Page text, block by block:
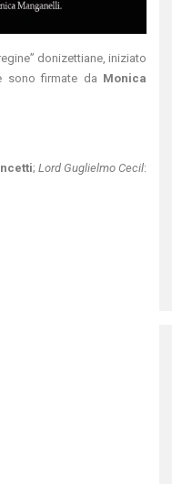
donizettiane, iniziato
sono firmate da Monica
;Lord Guglielmo Cecil: